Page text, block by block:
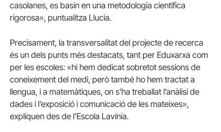
casolanes, es basin en una metodologia científica
rigorosa», puntualitza Llucia.
Precisament, la transversalitat del projecte de recerca
és un dels punts més destacats, tant per Eduxarxa com
per les escoles: «hi hem dedicat sobretot sessions de
coneixement del medi, però també ho hem tractat a
llengua, i a matemàtiques, on s’ha treballat l’anàlisi de
dades i l’exposició i comunicació de les mateixes»,
expliquen des de l’Escola Lavínia.